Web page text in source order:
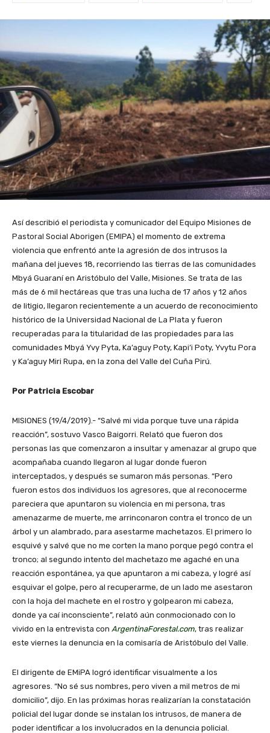
Así describió el periodista y comunicador del Equipo Misiones de
Pastoral Social Aborigen (EMIPA) el momento de extrema
violencia que enfrentó ante la agresión de dos intrusos la
mañana del jueves 18, recorriendo las tierras de las comunidades
Mbyá Guaraní en Aristóbulo del Valle, Misiones. Se trata de las
más de 6 mil hectáreas que tras una lucha de 17 años y 12 años
de litigio, llegaron recientemente a un acuerdo de reconocimiento
histórico de la Universidad Nacional de La Plata y fueron
recuperadas para la titularidad de las propiedades para las
comunidades Mbyá Yvy Pyta, Ka’aguy Poty, Kapi’i Poty, Yvytu Pora
y Ka’aguy Miri Rupa, en la zona del Valle del Cuña Pirú.
Por Patricia Escobar
MISIONES (19/4/2019).- “Salvé mi vida porque tuve una rápida
reacción”, sostuvo Vasco Baigorri. Relató que fueron dos
personas las que comenzaron a insultar y amenazar al grupo que
acompañaba cuando llegaron al lugar donde fueron
interceptados, y después se sumaron más personas. “Pero
fueron estos dos individuos los agresores, que al reconocerme
pareciera que apuntaron su violencia en mi persona, tras
amenazarme de muerte, me arrinconaron contra el tronco de un
árbol y un alambrado, para asestarme machetazos. El primero lo
esquivé y salvé que no me corten la mano porque pegó contra el
tronco; al segundo intento del machetazo me agaché en una
reacción espontánea, ya que apuntaron a mi cabeza, y logré así
esquivar el golpe, pero al recuperarme, de un lado me asestaron
con la hoja del machete en el rostro y golpearon mi cabeza,
donde ya caí inconsciente”, relató aún conmocionado con lo
vivido en la entrevista con ArgentinaForestal.com, tras realizar
este viernes la denuncia en la comisaría de Aristóbulo del Valle.
El dirigente de EMiPA logró identificar visualmente a los
agresores. “No sé sus nombres, pero viven a mil metros de mi
domicilio”, dijo. En las próximas horas realizarían la constatación
policial del lugar donde se instalan los intrusos, de manera de
poder identificar a los involucrados en la denuncia policial.